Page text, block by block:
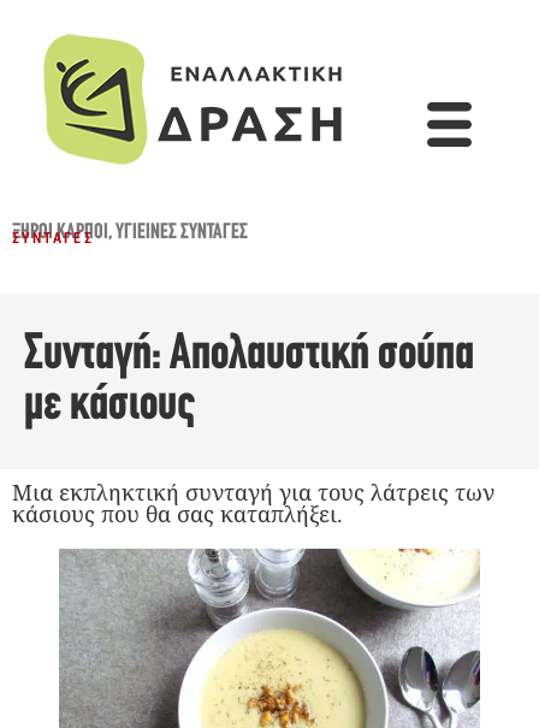
ΞΗΡΟΊ ΚΑΡΠΟΊ,ΥΓΙΕΙΝΈΣ ΣΥΝΤΑΓΈΣ
ΣΥΝΤΑΓΈΣ
Συνταγή: Απολαυστική σούπα
με κάσιους
Μια εκπληκτική συνταγή για τους λάτρεις των
κάσιους που θα σας καταπλήξει.